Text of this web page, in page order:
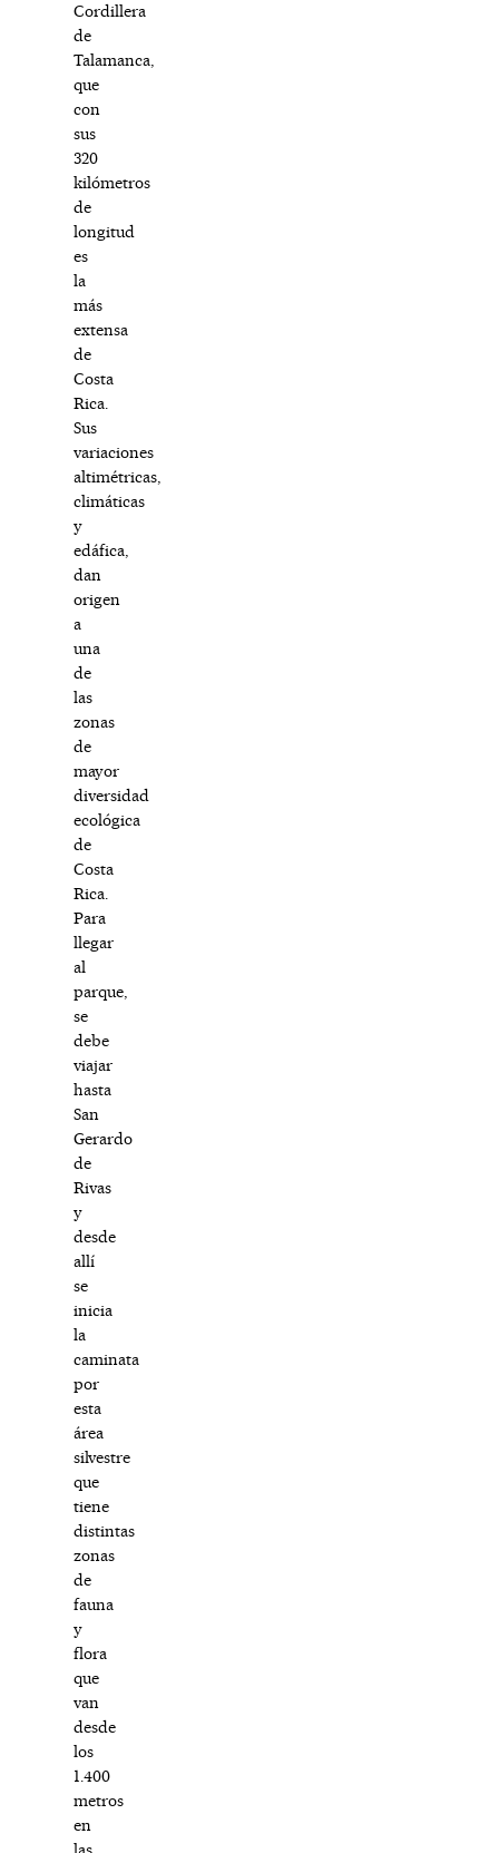
Cordillera
de
Talamanca,
que
con
sus
320
kilómetros
de
longitud
es
la
más
extensa
de
Costa
Rica.
Sus
variaciones
altimétricas,
climáticas
y
edáfica,
dan
origen
a
una
de
las
zonas
de
mayor
diversidad
ecológica
de
Costa
Rica.
Para
llegar
al
parque,
se
debe
viajar
hasta
San
Gerardo
de
Rivas
y
desde
allí
se
inicia
la
caminata
por
esta
área
silvestre
que
tiene
distintas
zonas
de
fauna
y
flora
que
van
desde
los
1.400
metros
en
las